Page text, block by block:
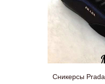
Сникерсы Prada